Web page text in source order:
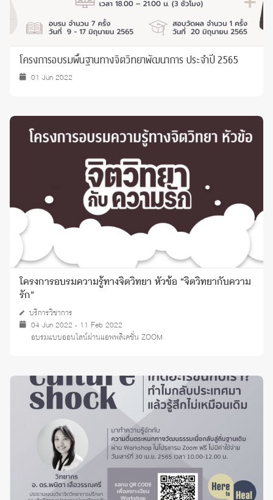
โครงการอบรมพื้นฐานทางจิตวิทยาพัฒนาการ ประจำปี 2565
01 Jun 2022
โครงการอบรมความรู้ทางจิตวิทยา หัวข้อ “จิตวิทยากับความ
รัก”
บริการวิชาการ
04 Jun 2022 - 11 Feb 2022
อบรมแบบออนไลน์ผ่านแอพพลิเคชั่น ZOOM